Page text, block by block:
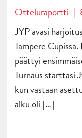
Otteluraportti |
JYP avasi
Tampere
päättyi
Turnaus starttasi
kun vastaan
alku oli […]